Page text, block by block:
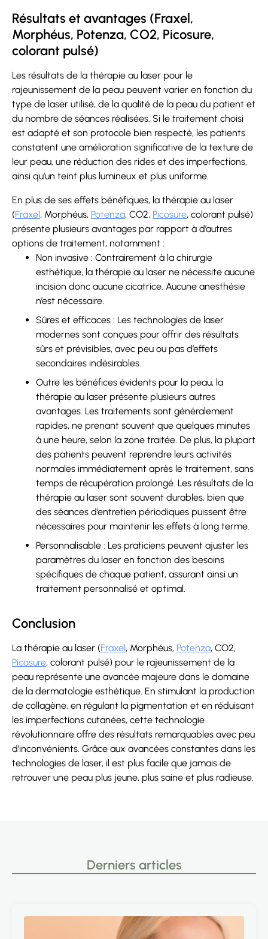
Résultats et avantages (Fraxel,
Morphéus, Potenza, CO2, Picosure,
colorant pulsé)
Les résultats de la thérapie au laser pour le
rajeunissement de la peau peuvent varier en fonction du
type de laser utilisé, de la qualité de la peau du patient et
du nombre de séances réalisées. Si le traitement choisi
est adapté et son protocole bien respecté, les patients
constatent une amélioration significative de la texture de
leur peau, une réduction des rides et des imperfections,
ainsi qu’un teint plus lumineux et plus uniforme.
En plus de ses effets bénéfiques, la thérapie au laser
(Fraxel, Morphéus, Potenza, CO2, Picosure, colorant pulsé)
présente plusieurs avantages par rapport à d’autres
options de traitement, notamment :
Non invasive : Contrairement à la chirurgie
esthétique, la thérapie au laser ne nécessite aucune
incision donc aucune cicatrice. Aucune anesthésie
n’est nécessaire.
Sûres et efficaces : Les technologies de laser
modernes sont conçues pour offrir des résultats
sûrs et prévisibles, avec peu ou pas d’effets
secondaires indésirables.
Outre les bénéfices évidents pour la peau, la
thérapie au laser présente plusieurs autres
avantages. Les traitements sont généralement
rapides, ne prenant souvent que quelques minutes
à une heure, selon la zone traitée. De plus, la plupart
des patients peuvent reprendre leurs activités
normales immédiatement après le traitement, sans
temps de récupération prolongé. Les résultats de la
thérapie au laser sont souvent durables, bien que
des séances d’entretien périodiques puissent être
nécessaires pour maintenir les effets à long terme.
Personnalisable : Les praticiens peuvent ajuster les
paramètres du laser en fonction des besoins
spécifiques de chaque patient, assurant ainsi un
traitement personnalisé et optimal.
Conclusion
La thérapie au laser (Fraxel, Morphéus, Potenza, CO2,
Picosure, colorant pulsé) pour le rajeunissement de la
peau représente une avancée majeure dans le domaine
de la dermatologie esthétique. En stimulant la production
de collagène, en régulant la pigmentation et en réduisant
les imperfections cutanées, cette technologie
révolutionnaire offre des résultats remarquables avec peu
d’inconvénients. Grâce aux avancées constantes dans les
technologies de laser, il est plus facile que jamais de
retrouver une peau plus jeune, plus saine et plus radieuse.
Derniers articles